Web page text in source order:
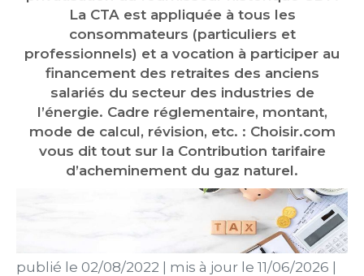
La CTA est appliquée à tous les
consommateurs (particuliers et
professionnels) et a vocation à participer au
financement des retraites des anciens
salariés du secteur des industries de
l’énergie. Cadre réglementaire, montant,
mode de calcul, révision, etc. : Choisir.com
vous dit tout sur la Contribution tarifaire
d’acheminement du gaz naturel.
publié le 02/08/2022 mis à jour le 11/06/2026